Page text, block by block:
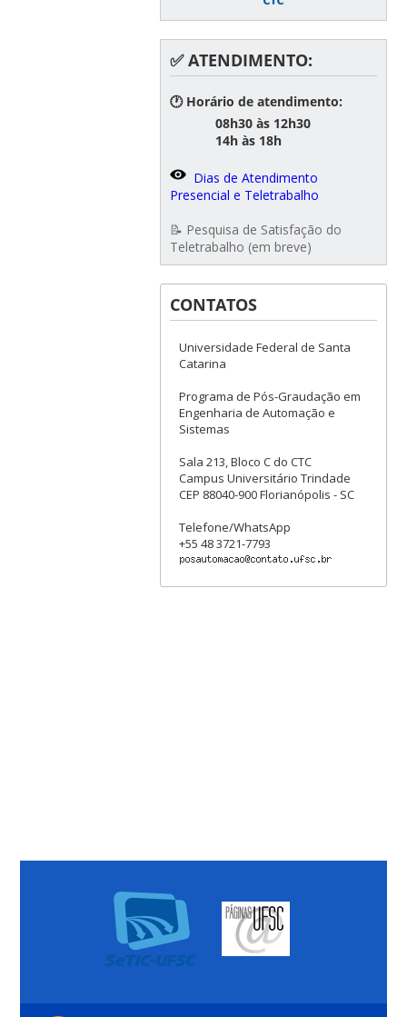
✅ ATENDIMENTO:
🕐 Horário de atendimento:
08h30 às 12h30
14h às 18h
Dias de Atendimento
Presencial e Teletrabalho
📝 Pesquisa de Satisfação do
Teletrabalho (em breve)
CONTATOS
Universidade Federal de Santa
Catarina
Programa de Pós-Graudação em
Engenharia de Automação e
Sistemas
Sala 213, Bloco C do CTC
Campus Universitário Trindade
CEP 88040-900 Florianópolis - SC
Telefone/WhatsApp
+55 48 3721-7793